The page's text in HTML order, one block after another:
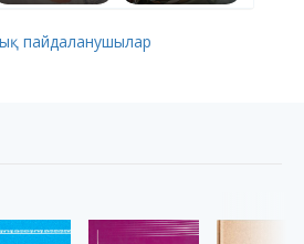
пайдаланушылар